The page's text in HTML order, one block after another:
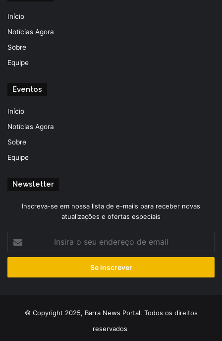
Início
Notícias Agora
Sobre
Equipe
Eventos
Início
Notícias Agora
Sobre
Equipe
Newsletter
Inscreva-se em nossa lista de e-mails para receber novas
atualizações e ofertas especiais
seu
de
© Copyright 2025, Barra News Portal. Todos os direitos
reservados